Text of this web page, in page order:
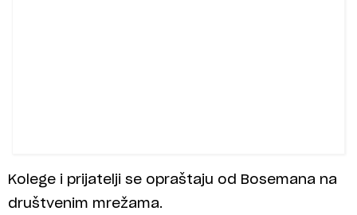
Kolege i prijatelji se opraštaju od Bosemana na
društvenim mrežama.